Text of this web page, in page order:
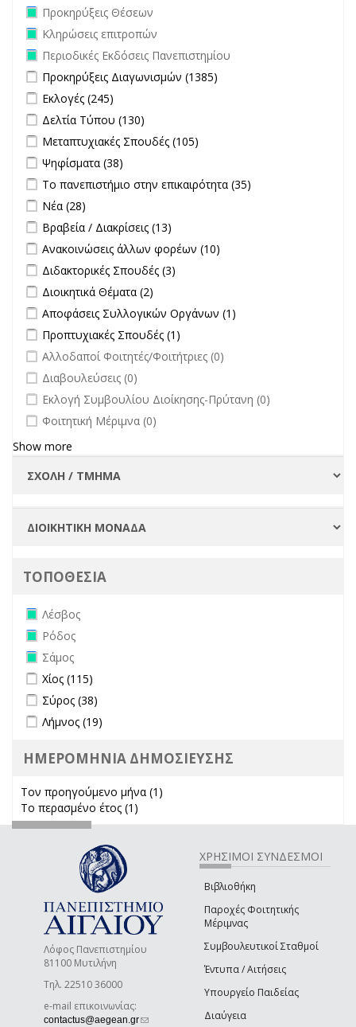
Remove Προκηρύξεις Θέσεων filter
Προκηρύξεις Θέσεων
Remove Κληρώσεις επιτροπών filter
Κληρώσεις επιτροπών
Remove Περιοδικές Εκδόσεις Πανεπιστημίου filter
Περιοδικές Εκδόσεις Πανεπιστημίου
Apply Προκηρύξεις Διαγωνισμών filter
Προκηρύξεις Διαγωνισμών (1385)
Apply Εκλογές filter
Εκλογές (245)
Apply Δελτία Τύπου filter
Δελτία Τύπου (130)
Apply Μεταπτυχιακές Σπουδές filter
Μεταπτυχιακές Σπουδές (105)
Apply Ψηφίσματα filter
Ψηφίσματα (38)
Apply Το πανεπιστήμιο στην επικαιρότητα filter
Το πανεπιστήμιο στην επικαιρότητα (35)
Apply Νέα filter
Νέα (28)
Apply Βραβεία / Διακρίσεις filter
Βραβεία / Διακρίσεις (13)
Apply Ανακοινώσεις άλλων φορέων filter
Ανακοινώσεις άλλων φορέων (10)
Apply Διδακτορικές Σπουδές filter
Διδακτορικές Σπουδές (3)
Apply Διοικητικά Θέματα filter
Διοικητικά Θέματα (2)
Apply Αποφάσεις Συλλογικών Οργάνων filter
Αποφάσεις Συλλογικών Οργάνων (1)
Apply Προπτυχιακές Σπουδές filter
Προπτυχιακές Σπουδές (1)
undefined
Αλλοδαποί Φοιτητές/Φοιτήτριες (0)
undefined
Διαβουλεύσεις (0)
undefined
Εκλογή Συμβουλίου Διοίκησης-Πρύτανη (0)
undefined
Φοιτητική Μέριμνα (0)
Show more
ΤΟΠΟΘΕΣΙΑ
Remove Λέσβος filter
Λέσβος
Remove Ρόδος filter
Ρόδος
Remove Σάμος filter
Σάμος
Apply Χίος filter
Χίος (115)
Apply Σύρος filter
Σύρος (38)
Apply Λήμνος filter
Λήμνος (19)
ΗΜΕΡΟΜΗΝΙΑ ΔΗΜΟΣΙΕΥΣΗΣ
Τον προηγούμενο μήνα (1)
Το περασμένο έτος (1)
Λόφος Πανεπιστημίου
81100 Μυτιλήνη
Τηλ. 22510 36000
e-mail επικοινωνίας:
contactus@aegean.gr(link sends e-mail)
ΧΡΗΣΙΜΟΙ ΣΥΝΔΕΣΜΟΙ
Βιβλιοθήκη
Παροχές Φοιτητικής
Μέριμνας
Συμβουλευτικοί Σταθμοί
Έντυπα / Αιτήσεις
Υπουργείο Παιδείας
Διαύγεια